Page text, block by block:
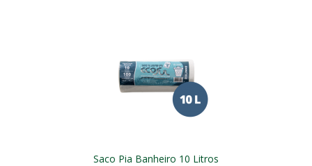
Saco Pia Banheiro 10 Litros